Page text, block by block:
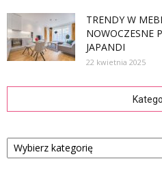
TRENDY W
NOWOCZESNE
JAPANDI
22 kwietnia 2025
Kategorie